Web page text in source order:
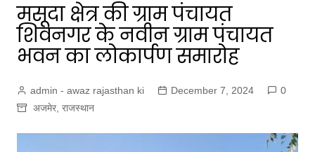
मसूदा क्षेत्र की ग्राम पंचायत
शिवनगर के नवीन ग्राम पंचायत
भवन का लोकार्पण समारोह
admin - awaz rajasthan ki December 7, 2024
0
अजमेर, राजस्थान